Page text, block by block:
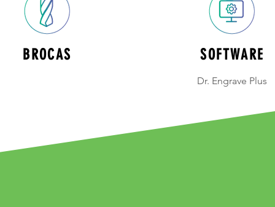
BROCAS SOFTWARE
Dr. Engrave Plus